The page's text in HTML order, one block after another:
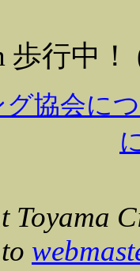
歩行中！
協会に